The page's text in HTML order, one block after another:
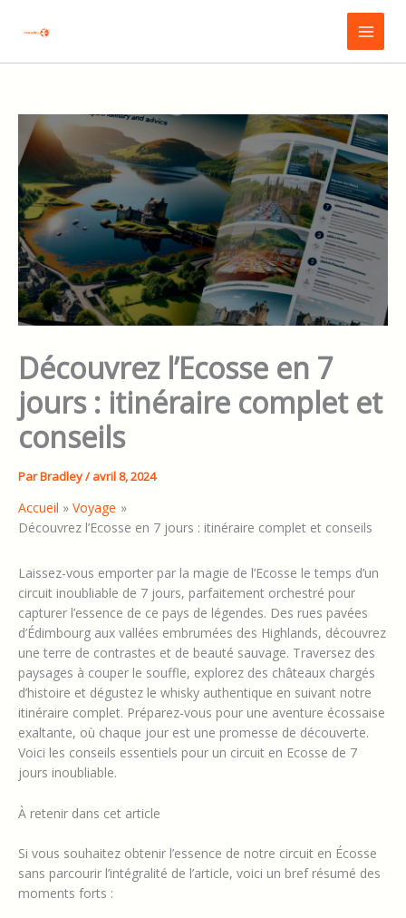
Main
Menu
Découvrez l’Ecosse en 7
jours : itinéraire complet et
conseils
ParBradley/ avril 8, 2024
Accueil
Voyage
Découvrez l’Ecosse en 7 jours : itinéraire complet et conseils
Laissez-vous emporter par la magie de l’Ecosse le temps d’un
circuit inoubliable de 7 jours, parfaitement orchestré pour
capturer l’essence de ce pays de légendes. Des rues pavées
d’Édimbourg aux vallées embrumées des Highlands, découvrez
une terre de contrastes et de beauté sauvage. Traversez des
paysages à couper le souffle, explorez des châteaux chargés
d’histoire et dégustez le whisky authentique en suivant notre
itinéraire complet. Préparez-vous pour une aventure écossaise
exaltante, où chaque jour est une promesse de découverte.
Voici les conseils essentiels pour un circuit en Ecosse de 7
jours inoubliable.
À retenir dans cet article
Si vous souhaitez obtenir l’essence de notre circuit en Écosse
sans parcourir l’intégralité de l’article, voici un bref résumé des
moments forts :